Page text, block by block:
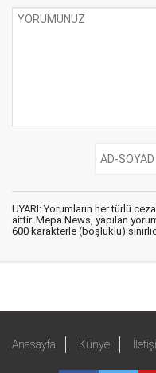
UYARI: Yorumların her türlü
aittir. Mepa News, yapılan
600 karakterle (boşluklu)
Anasayfa Künye